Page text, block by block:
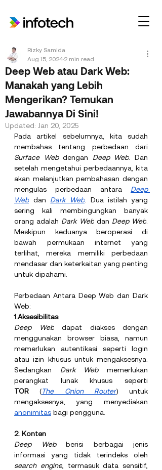
Deep Web atau Dark Web:
Manakah yang Lebih
Mengerikan? Temukan
Jawabannya Di Sini!
Rizky Samida
Aug 15, 2024 2 min read
Updated: Jan 20, 2025
Pada artikel sebelumnya, kita sudah
Surface Web dengan Deep Web . Dan
setelah mengetahui perbedaannya, kita
akan melanjutkan pembahasan dengan
mengulas perbedaan antara Deep
Web dan Dark Web . Dua istilah yang
sering kali membingungkan banyak
orang adalah Dark Web dan Deep Web
Meskipun keduanya beroperasi di
bawah permukaan internet yang
terlihat, mereka memiliki perbedaan
mendasar dan keterkaitan yang penting
untuk dipahami.
Perbedaan Antara Deep Web dan Dark
Web:
1.Aksesibilitas
Deep Web dapat diakses dengan
menggunakan browser biasa, namun
memerlukan autentikasi seperti login
atau izin khusus untuk mengaksesnya.
Sedangkan Dark Web memerlukan
TOR (The Onion Router) untuk
anonimitas bagi pengguna.
2. Konten
Deep Web berisi berbagai jenis
search engine, termasuk data sensitif,